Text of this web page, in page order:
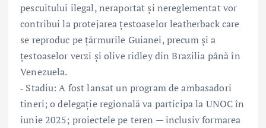
pescuitului ilegal, neraportat și nereglementat vor
contribui la protejarea țestoaselor leatherback care
se reproduc pe țărmurile Guianei, precum și a
țestoaselor verzi și olive ridley din Brazilia până în
Venezuela.
‑ Stadiu: A fost lansat un program de ambasadori
tineri; o delegație regională va participa la UNOC în
iunie 2025; proiectele pe teren — inclusiv formarea